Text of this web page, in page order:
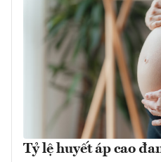
Tỷ lệ huyết áp cao